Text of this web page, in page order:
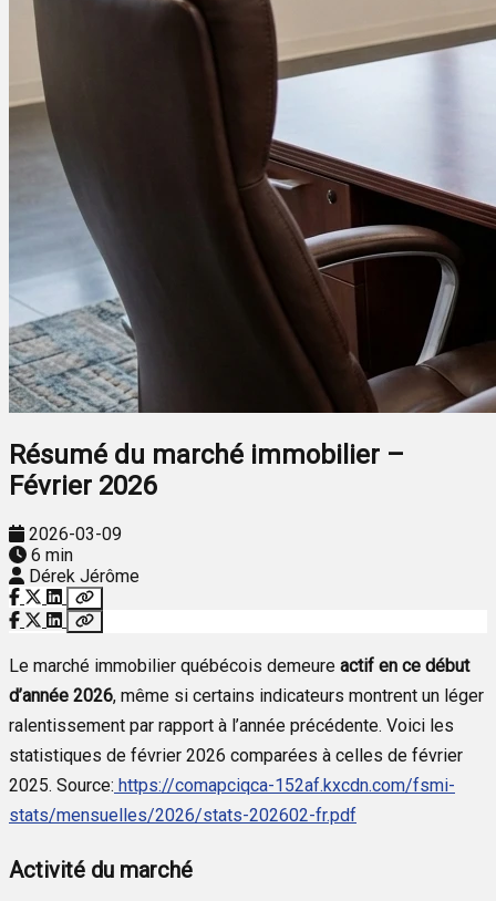
Résumé du marché immobilier –
Février 2026
2026-03-09
6 min
Dérek Jérôme
Le marché immobilier québécois demeure actif en ce début
d’année 2026, même si certains indicateurs montrent un léger
ralentissement par rapport à l’année précédente. Voici les
statistiques de février 2026 comparées à celles de février
2025. Source: https://comapciqca-152af.kxcdn.com/fsmi-
stats/mensuelles/2026/stats-202602-fr.pdf
Activité du marché